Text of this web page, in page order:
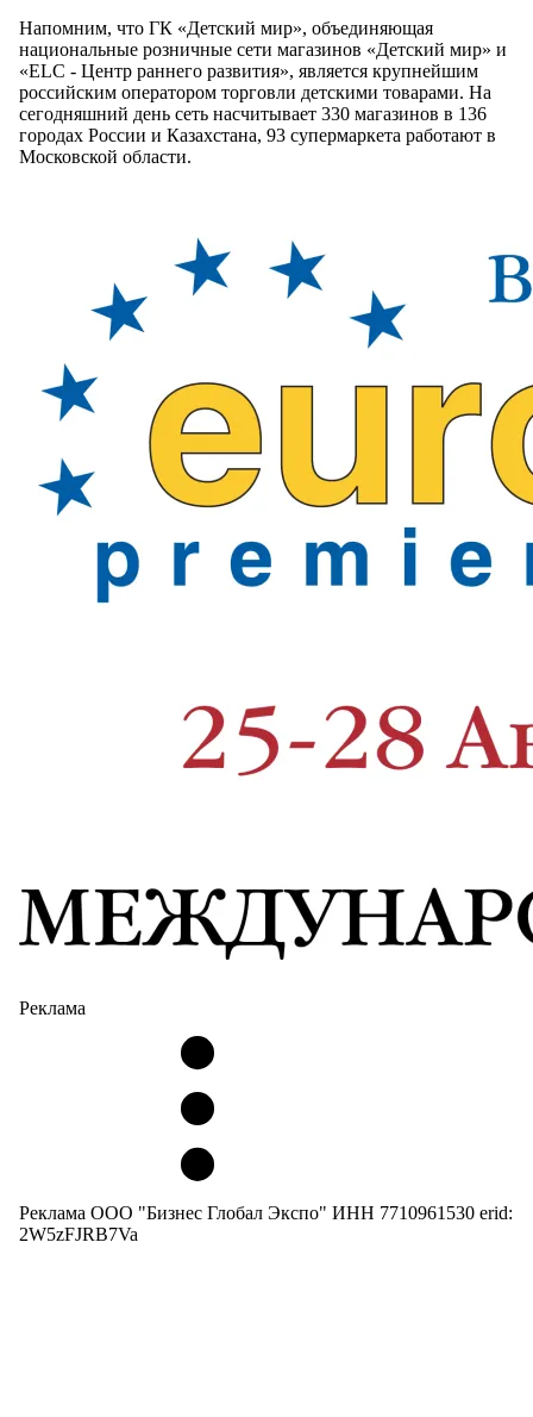
Напомним, что ГК «Детский мир», объединяющая
национальные розничные сети магазинов «Детский мир» и
«ELC - Центр раннего развития», является крупнейшим
российским оператором торговли детскими товарами. На
сегодняшний день сеть насчитывает 330 магазинов в 136
городах России и Казахстана, 93 супермаркета работают в
Московской области.
Реклама
Реклама ООО "Бизнес Глобал Экспо" ИНН 7710961530 erid:
2W5zFJRB7Va